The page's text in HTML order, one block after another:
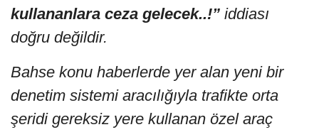
kullananlara ceza gelecek..!” iddiası
doğru değildir.
Bahse konu haberlerde yer alan yeni bir
denetim sistemi aracılığıyla trafikte orta
şeridi gereksiz yere kullanan özel araç